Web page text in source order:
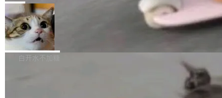
了。 闲置的 cell 会休眠到几乎不占资源。当 cel
l 迁移或唤醒时，新宿主从 S3 恢复 SQLite 数据
库继续执行。存储库是持久化的唯一真相...
例如iQOO Z11i、REDMI Note 17、REDMI No
te 17 Pro、OPPO K15，要么是vivo X300 E这
样的次旗舰。 Galaxy Z Fold8 Ultra / Z Fold8 /
Z Flip8三款折叠屏新机均在7月22日发布，且全
部搭载骁龙8 Elite Gen5 for Galaxy，它们本该
个在 git commit 之间记录每一次编辑操作的版
本控制系统。目前处于 Early Access 阶段。 De
ltaDB 的核心思路直接写在 landing page 最显
眼的位置：「Software is made between com
mits」——软件是在 commit 之间写出来的。git
局
SpaceXAI 单季资本开支达 183 亿美元
根据风险投资人Tomer Tunguz 博客（VC 分
析）披露的最新分析与第二季度业绩报告，Spac
白开水不加糖